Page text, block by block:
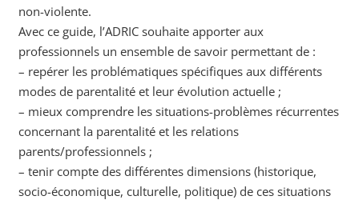
non-violente.
Avec ce guide, l’ADRIC souhaite apporter aux
professionnels un ensemble de savoir permettant de :
– repérer les problématiques spécifiques aux différents
modes de parentalité et leur évolution actuelle ;
– mieux comprendre les situations-problèmes récurrentes
concernant la parentalité et les relations
parents/professionnels ;
– tenir compte des différentes dimensions (historique,
socio-économique, culturelle, politique) de ces situations